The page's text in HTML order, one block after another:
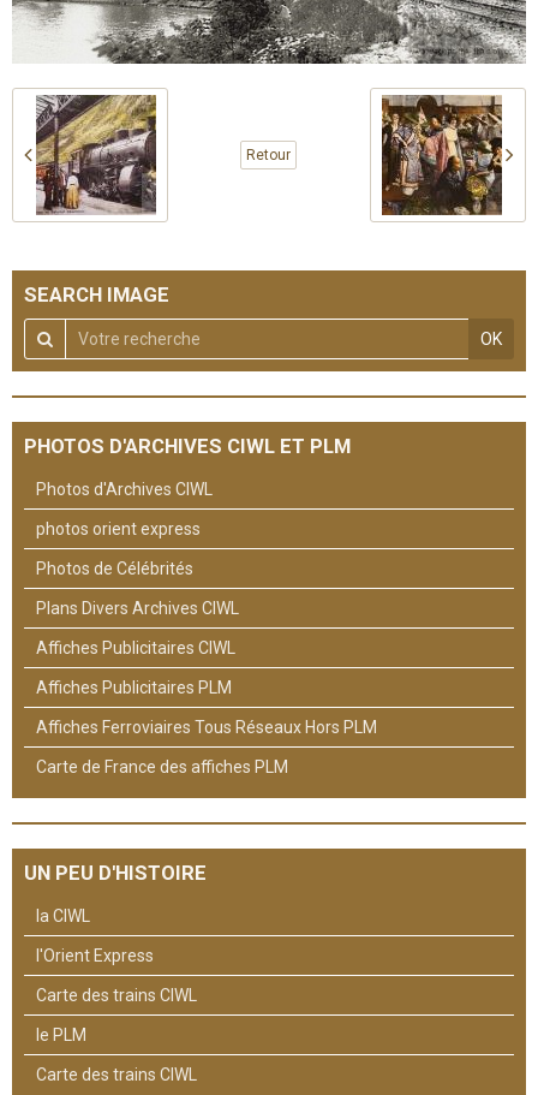
Retour
SEARCH IMAGE
OK
PHOTOS D'ARCHIVES CIWL ET PLM
Photos d'Archives CIWL
photos orient express
Photos de Célébrités
Plans Divers Archives CIWL
Affiches Publicitaires CIWL
Affiches Publicitaires PLM
Affiches Ferroviaires Tous Réseaux Hors PLM
Carte de France des affiches PLM
UN PEU D'HISTOIRE
la CIWL
l'Orient Express
Carte des trains CIWL
le PLM
Carte des trains CIWL